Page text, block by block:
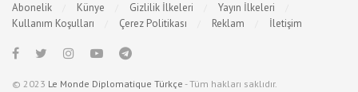
Abonelik Künye Gizlilik İlkeleri
Yayın İlkeleri
Kullanım Koşulları
Çerez Politikası Reklam İletişim
© 2023 Le Monde Diplomatique Türkçe - Tüm hakları saklıdır.